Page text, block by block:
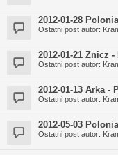
2012-01-28
Ostatni post autor:
2012-01-21 Znicz
Ostatni post autor:
2012-01-13 Arka -
Ostatni post autor:
2012-05-03
Ostatni post autor: